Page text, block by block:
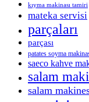
kıyma makinası tamiri
mateka servisi
parçaları
parçası
patates soyma
saeco kahve
salam
salam